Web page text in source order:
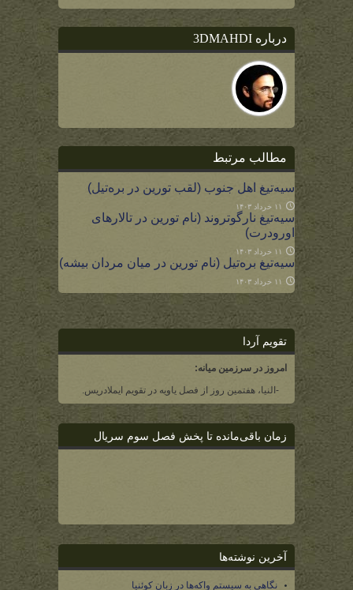
درباره 3DMAHDI
مطالب مرتبط
سیه‌تیغ اهل جنوب (لقب تورین در بره‌تیل)
۱۱ خرداد ۱۴۰۳
سیه‌تیغ نارگوتروند (نام تورین در تالارهای
اورودرت)
۱۱ خرداد ۱۴۰۳
سیه‌تیغ بره‌تیل (نام تورین در میان مردان بیشه)
۱۱ خرداد ۱۴۰۳
تقویم آردا
امروز در سرزمین میانه:
-النیا، هفتمین روز از فصل یاویه در تقویم ایملادریس.
زمان باقی‌مانده تا پخش فصل سوم سریال
آخرین نوشته‌ها
نگاهی به سیستم واکه‌ها در زبان کوئنیا